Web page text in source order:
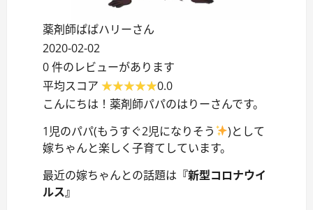
薬剤師ぱぱハリーさん
2020-02-02
0 件のレビューがあります
平均スコア
0.0
こんにちは！薬剤師パパのはりーさんです。
1児のパパ(もうすぐ2児になりそう
)として
嫁ちゃんと楽しく子育てしています。
最近の嫁ちゃんとの話題は 『新型コロナウイ
ルス』